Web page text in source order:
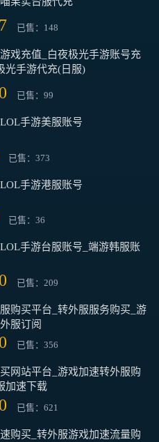
果实台服代充
已售：148
戏充值_白夜极光手游账号充
光手游代充(日服)
已售：99
手游美服账号
手游台服账号_端游韩服账
购买平台_转外服服务购买_游
服订阅
已售：356
网站平台_游戏加速转外服购
加速下载
已售：621